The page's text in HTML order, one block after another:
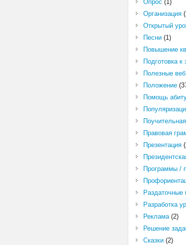
Опрос (1)
Организация
Открытый
Песни(1)
Повышение
Подготовка к
Полезные
Положение
Помощь
Правовая
Презентация
Программы /
Раздаточные
Разработка
Реклама(2)
Решение
Сказки(2)